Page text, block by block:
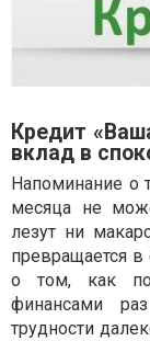
Кредит
вклад в
Напоминание о
месяца не
лезут ни
превращается
о том, как
финансами
трудности